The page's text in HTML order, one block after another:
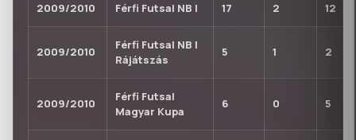
2009/2010 Férfi Futsal NB I 17 2 12
2009/2010
Férfi Futsal NB I
Rájátszás
5 1 2
2009/2010
Férfi Futsal
Magyar Kupa
6 0 5